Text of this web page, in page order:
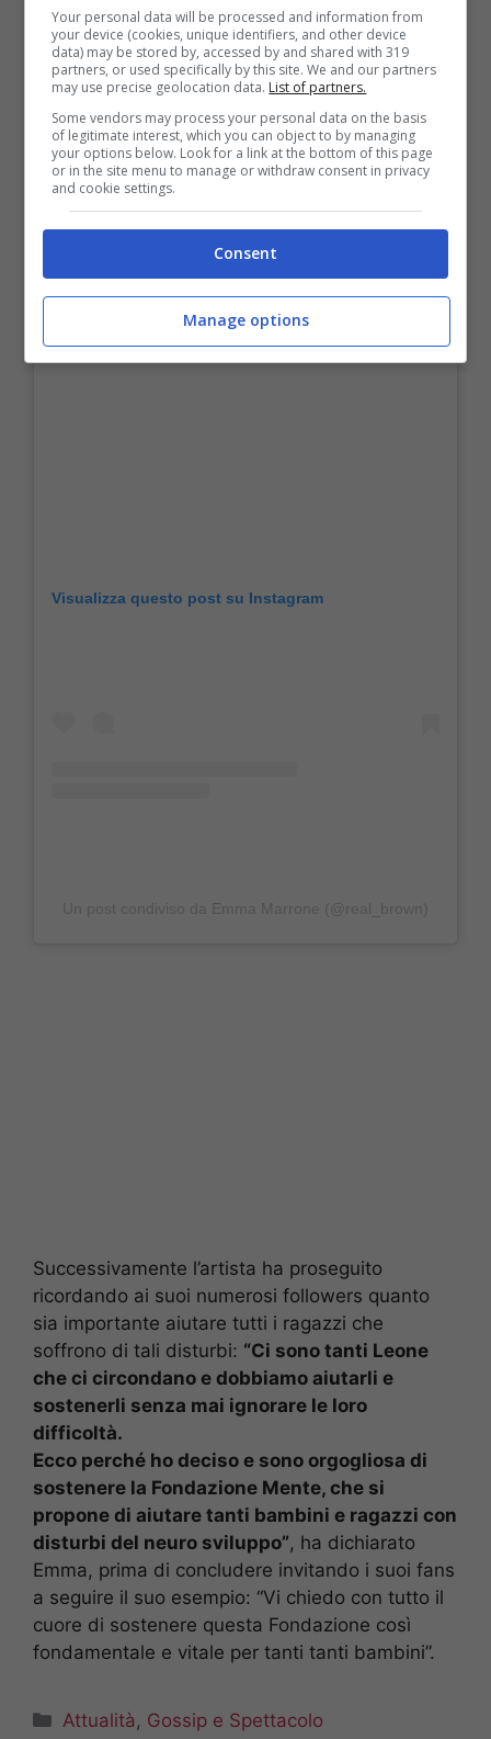
piacere di incontrare qualche anno fa. Mi sono
subito innamorata di lui e della sua sensibilità e
gioia di vivere. Quando mi ha regalato il suo
primo abbraccio, l’ho vissuto come un
grandissimo dono”.
Visualizza questo post su Instagram
Successivamente l’artista ha proseguito
ricordando ai suoi numerosi followers quanto
sia importante aiutare tutti i ragazzi che
soffrono di tali disturbi: “Ci sono tanti Leone
che ci circondano e dobbiamo aiutarli e
sostenerli senza mai ignorare le loro
difficoltà.
Ecco perché ho deciso e sono orgogliosa di
sostenere la Fondazione Mente, che si
propone di aiutare tanti bambini e ragazzi con
disturbi del neuro sviluppo”, ha dichiarato
Emma, prima di concludere invitando i suoi fans
a seguire il suo esempio: “Vi chiedo con tutto il
cuore di sostenere questa Fondazione così
fondamentale e vitale per tanti tanti bambini”.
Categorie
Attualità , Gossip e Spettacolo
Your personal data will be processed and information from
your device (cookies, unique identifiers, and other device
data) may be stored by, accessed by and shared with 319
partners, or used specifically by this site. We and our partners
may use precise geolocation data. List of partners.
Some vendors may process your personal data on the basis
of legitimate interest, which you can object to by managing
your options below. Look for a link at the bottom of this page
or in the site menu to manage or withdraw consent in privacy
and cookie settings.
Consent
Manage options